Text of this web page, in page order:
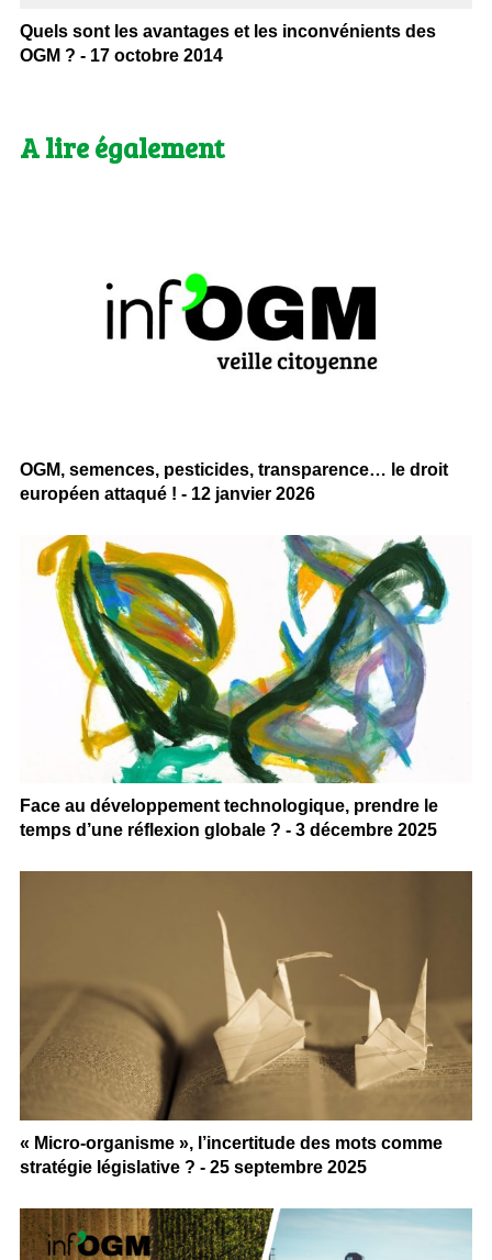
Quels sont les avantages et les inconvénients des
OGM ? - 17 octobre 2014
A lire également
OGM, semences, pesticides, transparence… le droit
européen attaqué ! - 12 janvier 2026
Face au développement technologique, prendre le
temps d’une réflexion globale ? - 3 décembre 2025
« Micro-organisme », l’incertitude des mots comme
stratégie législative ? - 25 septembre 2025